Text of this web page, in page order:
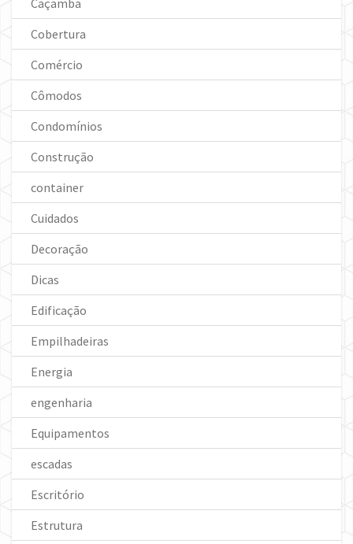
Caçamba
Cobertura
Comércio
Cômodos
Condomínios
Construção
container
Cuidados
Decoração
Dicas
Edificação
Empilhadeiras
Energia
engenharia
Equipamentos
escadas
Escritório
Estrutura